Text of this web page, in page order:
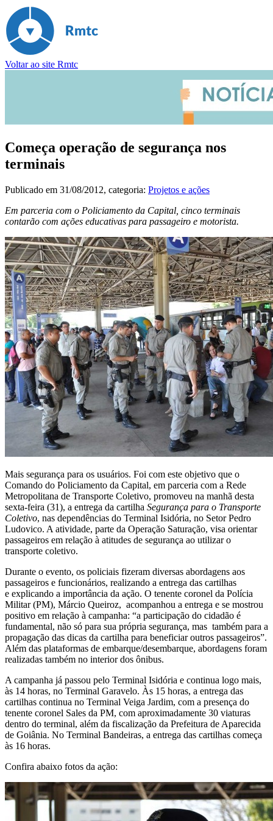
Voltar ao site Rmtc
Começa operação de segurança nos
terminais
Publicado em 31/08/2012, categoria: Projetos e ações
Em parceria com o Policiamento da Capital, cinco terminais
contarão com ações educativas para passageiro e motorista.
Mais segurança para os usuários. Foi com este objetivo que o
Comando do Policiamento da Capital, em parceria com a Rede
Metropolitana de Transporte Coletivo, promoveu na manhã desta
sexta-feira (31), a entrega da cartilha Segurança para o Transporte
Coletivo, nas dependências do Terminal Isidória, no Setor Pedro
Ludovico. A atividade, parte da Operação Saturação, visa orientar
passageiros em relação à atitudes de segurança ao utilizar o
transporte coletivo.
Durante o evento, os policiais fizeram diversas abordagens aos
passageiros e funcionários, realizando a entrega das cartilhas
e explicando a importância da ação. O tenente coronel da Polícia
Militar (PM), Márcio Queiroz, acompanhou a entrega e se mostrou
positivo em relação à campanha: “a participação do cidadão é
fundamental, não só para sua própria segurança, mas também para a
propagação das dicas da cartilha para beneficiar outros passageiros”.
Além das plataformas de embarque/desembarque, abordagens foram
realizadas também no interior dos ônibus.
A campanha já passou pelo Terminal Isidória e continua logo mais,
às 14 horas, no Terminal Garavelo. Às 15 horas, a entrega das
cartilhas continua no Terminal Veiga Jardim, com a presença do
tenente coronel Sales da PM, com aproximadamente 30 viaturas
dentro do terminal, além da fiscalização da Prefeitura de Aparecida
de Goiânia. No Terminal Bandeiras, a entrega das cartilhas começa
às 16 horas.
Confira abaixo fotos da ação: